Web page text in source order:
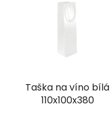
Taška na víno bílá
110x100x380